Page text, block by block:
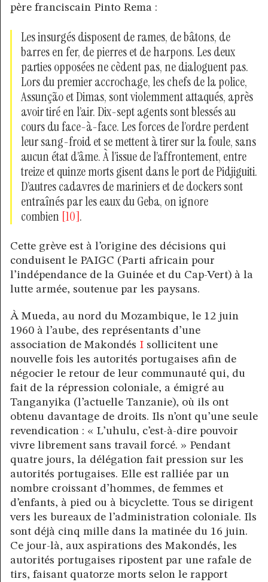
père franciscain Pinto Rema :
Les insurgés disposent de rames, de bâtons, de
barres en fer, de pierres et de harpons. Les deux
parties opposées ne cèdent pas, ne dialoguent pas.
Lors du premier accrochage, les chefs de la police,
Assunção et Dimas, sont violemment attaqués, après
avoir tiré en l’air. Dix-sept agents sont blessés au
cours du face-à-face. Les forces de l’ordre perdent
leur sang-froid et se mettent à tirer sur la foule, sans
aucun état d’âme. À l’issue de l’affrontement, entre
treize et quinze morts gisent dans le port de Pidjiguiti.
D’autres cadavres de mariniers et de dockers sont
entraînés par les eaux du Geba, on ignore
combien [10].
Cette grève est à l’origine des décisions qui
conduisent le PAIGC (Parti africain pour
l’indépendance de la Guinée et du Cap-Vert) à la
lutte armée, soutenue par les paysans.
À Mueda, au nord du Mozambique, le 12 juin
1960 à l’aube, des représentants d’une
association de Makondés I sollicitent une
nouvelle fois les autorités portugaises afin de
négocier le retour de leur communauté qui, du
fait de la répression coloniale, a émigré au
Tanganyika (l’actuelle Tanzanie), où ils ont
obtenu davantage de droits. Ils n’ont qu’une seule
revendication : « L’uhulu, c’est-à-dire pouvoir
vivre librement sans travail forcé. » Pendant
quatre jours, la délégation fait pression sur les
autorités portugaises. Elle est ralliée par un
nombre croissant d’hommes, de femmes et
d’enfants, à pied ou à bicyclette. Tous se dirigent
vers les bureaux de l’administration coloniale. Ils
sont déjà cinq mille dans la matinée du 16 juin.
Ce jour-là, aux aspirations des Makondés, les
autorités portugaises ripostent par une rafale de
tirs, faisant quatorze morts selon le rapport